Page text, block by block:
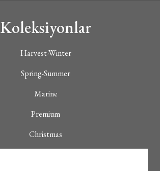
Koleksiyonlar
Harvest-Winter
Spring-Summer
Marine
Premium
Christmas